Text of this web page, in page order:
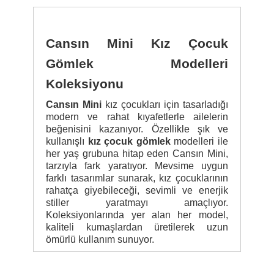
Cansın Mini Kız Çocuk
Gömlek Modelleri
Koleksiyonu
Cansın Mini kız çocukları için tasarladığı
modern ve rahat kıyafetlerle ailelerin
beğenisini kazanıyor. Özellikle şık ve
kullanışlı kız çocuk gömlekmodelleri ile
her yaş grubuna hitap eden Cansın Mini,
tarzıyla fark yaratıyor. Mevsime uygun
farklı tasarımlar sunarak, kız çocuklarının
rahatça giyebileceği, sevimli ve enerjik
stiller yaratmayı amaçlıyor.
Koleksiyonlarında yer alan her model,
kaliteli kumaşlardan üretilerek uzun
ömürlü kullanım sunuyor.